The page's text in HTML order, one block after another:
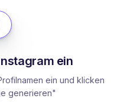
ein
ein und klicken
generieren"